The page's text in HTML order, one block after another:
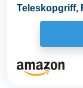
Teleskopgriff,
Liter...